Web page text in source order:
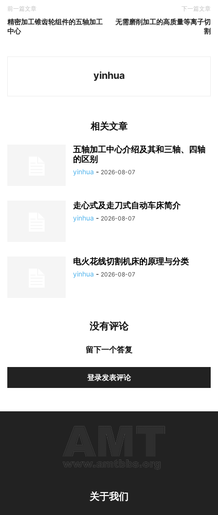
前一篇文章
精密加工锥齿轮组件的五轴加工
中心
下一篇文章
无需磨削加工的高质量等离子切
割
yinhua
相关文章
五轴加工中心介绍及其和三轴、四轴
的区别
yinhua - 2026-08-07
走心式及走刀式自动车床简介
yinhua - 2026-08-07
电火花线切割机床的原理与分类
yinhua - 2026-08-07
没有评论
留下一个答复
登录发表评论
关于我们